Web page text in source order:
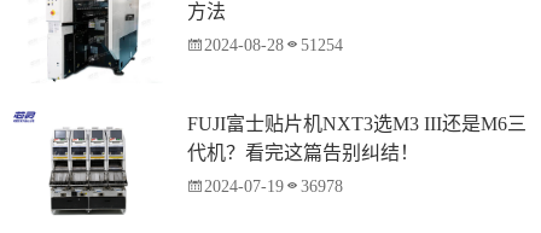
方法
2024-08-28 51254
FUJI富士贴片机NXT3选M3 III还是M6三
代机？看完这篇告别纠结！
2024-07-19 36978